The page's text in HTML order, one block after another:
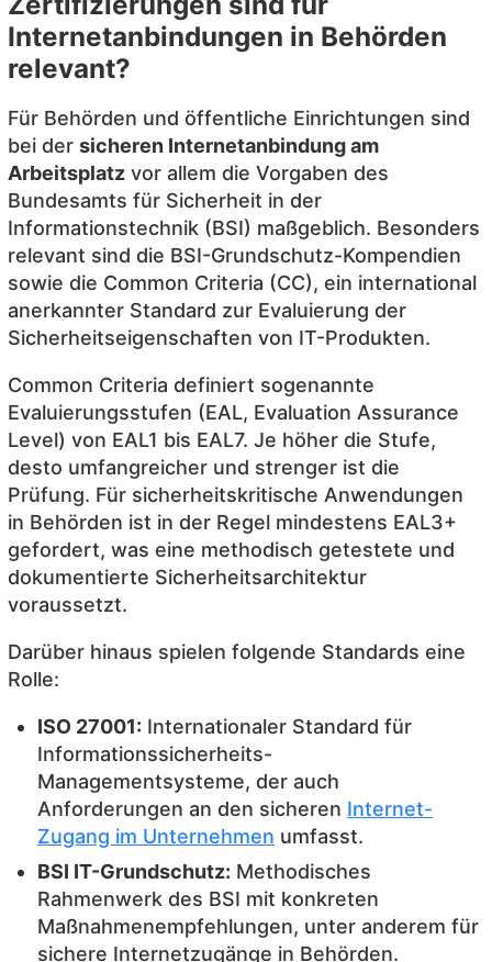
Internetanbindungen in Behörden
relevant?
Für Behörden und öffentliche Einrichtungen sind
bei der sicheren Internetanbindung am
Arbeitsplatzvor allem die Vorgaben des
Bundesamts für Sicherheit in der
Informationstechnik (BSI) maßgeblich. Besonders
relevant sind die BSI-Grundschutz-Kompendien
sowie die Common Criteria (CC), ein international
anerkannter Standard zur Evaluierung der
Sicherheitseigenschaften von IT-Produkten.
Common Criteria definiert sogenannte
Evaluierungsstufen (EAL, Evaluation Assurance
Level) von EAL1 bis EAL7. Je höher die Stufe,
desto umfangreicher und strenger ist die
Prüfung. Für sicherheitskritische Anwendungen
in Behörden ist in der Regel mindestens EAL3+
gefordert, was eine methodisch getestete und
dokumentierte Sicherheitsarchitektur
voraussetzt.
Darüber hinaus spielen folgende Standards eine
Rolle:
ISO 27001: Internationaler Standard für
Informationssicherheits-
Managementsysteme, der auch
Anforderungen an den sicheren Internet-
Zugang im Unternehmen umfasst.
BSI IT-Grundschutz: Methodisches
Rahmenwerk des BSI mit konkreten
Maßnahmenempfehlungen, unter anderem für
sichere Internetzugänge in Behörden.